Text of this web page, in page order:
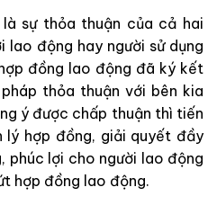
sự thỏa thuận của cả hai
lao động hay người sử dụng
đồng lao động đã ký kết
thỏa thuận với bên kia
ý được chấp thuận thì tiến
lý hợp đồng, giải quyết đầy
phúc lợi cho người lao động
hợp đồng lao động.